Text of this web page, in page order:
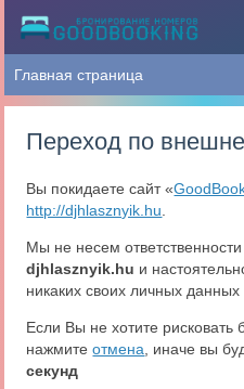
Переход по
Вы покидаете сайт «
http://djhlasznyik.hu
Мы не несем
djhlasznyik.hu и
никаких своих личных данных
Если Вы не хотите рисковать
нажмитеотмена , иначе вы
секунд